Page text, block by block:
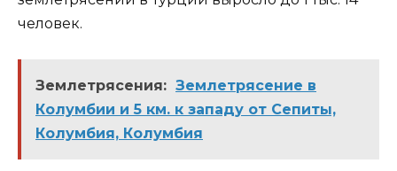
человек.
Землетрясения: Землетрясение в
Колумбии и 5 км. к западу от Сепиты,
Колумбия, Колумбия